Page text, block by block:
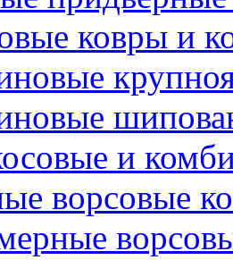
ковры и
и
ворсовые